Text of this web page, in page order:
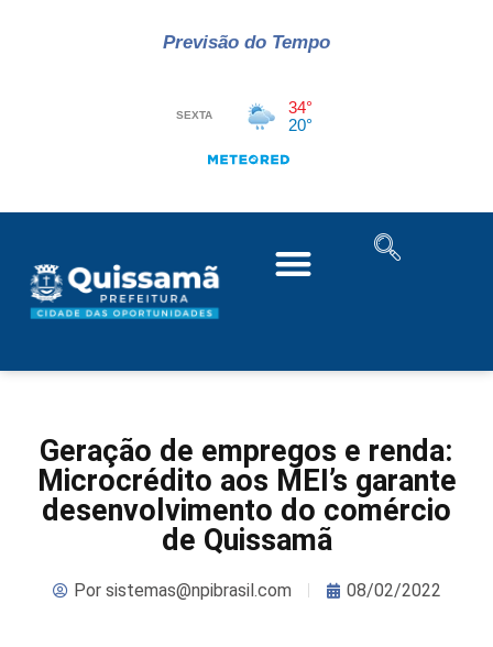
Previsão do Tempo
Geração de empregos e renda:
Microcrédito aos MEI’s garante
desenvolvimento do comércio
de Quissamã
Porsistemas@npibrasil.com 08/02/2022